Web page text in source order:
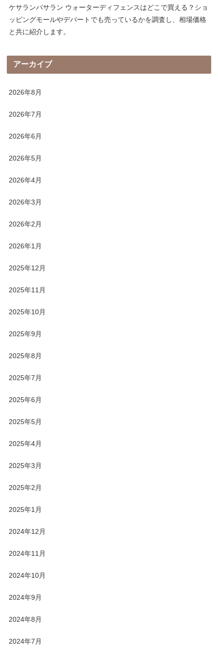
ケサランパサラン ウォーターディフェンスはどこで買える？ショ
ッピングモールやデパートでも売っているかを調査し、相場価格
と共に紹介します。
アーカイブ
2026年8月
2026年7月
2026年6月
2026年5月
2026年4月
2026年3月
2026年2月
2026年1月
2025年12月
2025年11月
2025年10月
2025年9月
2025年8月
2025年7月
2025年6月
2025年5月
2025年4月
2025年3月
2025年2月
2025年1月
2024年12月
2024年11月
2024年10月
2024年9月
2024年8月
2024年7月